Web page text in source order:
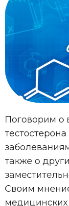
Поговорим о
также о
Своим